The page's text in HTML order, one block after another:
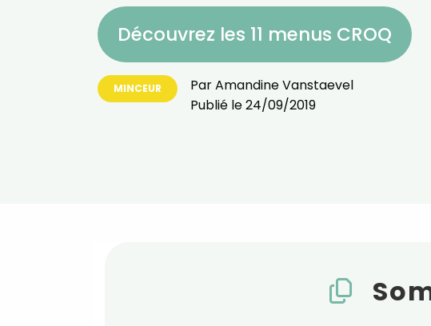
Découvrez les 11 menus CROQ
MINCEUR ParAmandine Vanstaevel
Publié le24/09/2019